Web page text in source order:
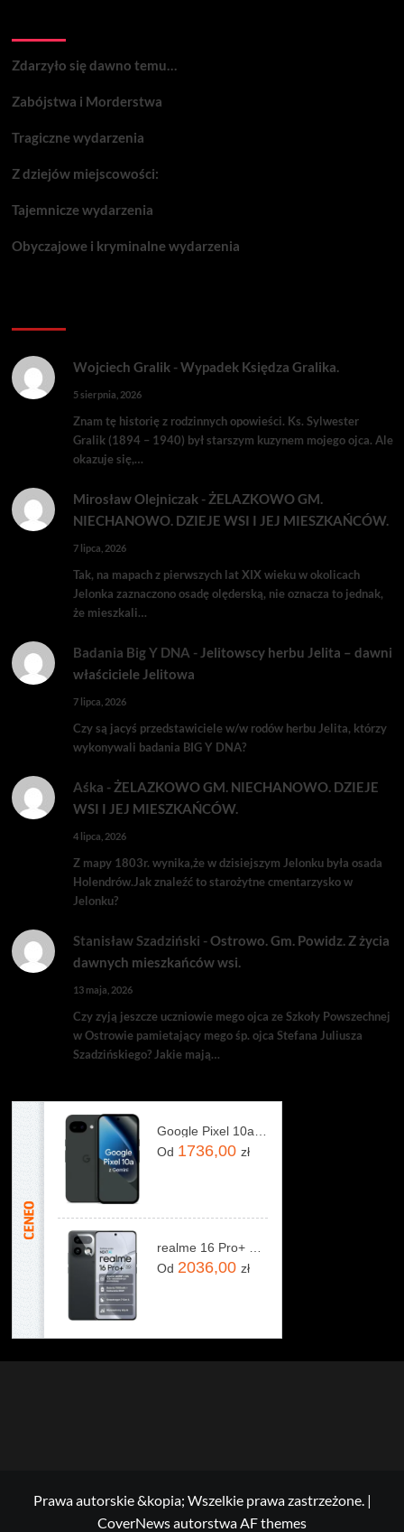
Zdarzyło się dawno temu…
Zabójstwa i Morderstwa
Tragiczne wydarzenia
Z dziejów miejscowości:
Tajemnicze wydarzenia
Obyczajowe i kryminalne wydarzenia
Wojciech Gralik-Wypadek Księdza Gralika.
5 sierpnia, 2026
Znam tę historię z rodzinnych opowieści. Ks. Sylwester
Gralik (1894 – 1940) był starszym kuzynem mojego ojca. Ale
okazuje się,…
Mirosław Olejniczak- ŻELAZKOWO GM.
NIECHANOWO. DZIEJE WSI I JEJ MIESZKAŃCÓW.
7 lipca, 2026
Tak, na mapach z pierwszych lat XIX wieku w okolicach
Jelonka zaznaczono osadę olęderską, nie oznacza to jednak,
że mieszkali…
Badania Big Y DNA - Jelitowscy herbu Jelita – dawni
właściciele Jelitowa
7 lipca, 2026
Czy są jacyś przedstawiciele w/w rodów herbu Jelita, którzy
wykonywali badania BIG Y DNA?
Aśka - ŻELAZKOWO GM. NIECHANOWO. DZIEJE
WSI I JEJ MIESZKAŃCÓW.
4 lipca, 2026
Z mapy 1803r. wynika,że w dzisiejszym Jelonku była osada
Holendrów.Jak znaleźć to starożytne cmentarzysko w
Jelonku?
Stanisław Szadziński -Ostrowo. Gm. Powidz. Z życia
dawnych mieszkańców wsi.
13 maja, 2026
Czy zyją jeszcze uczniowie mego ojca ze Szkoły Powszechnej
w Ostrowie pamietający mego śp. ojca Stefana Juliusza
Szadzińskiego? Jakie mają…
Od 1736,00 zł
Od 2036,00 zł
Prawa autorskie &kopia; Wszelkie prawa zastrzeżone. |
CoverNewsautorstwa AF themes